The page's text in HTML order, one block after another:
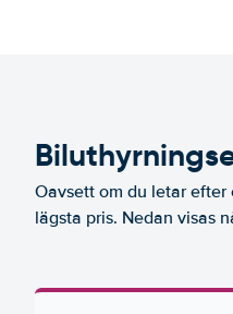
Oavsett om du letar
lägsta pris. Nedan visas